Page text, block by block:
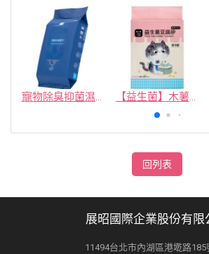
寵物除臭抑菌濕紙巾／30抽／無味【4包100】 【益生菌】木薯豆腐砂/豆腐砂 (1包最低$119起)抽貓砂機
回列表
展昭國際企業股份有限
11494台北市內湖區港墘路185